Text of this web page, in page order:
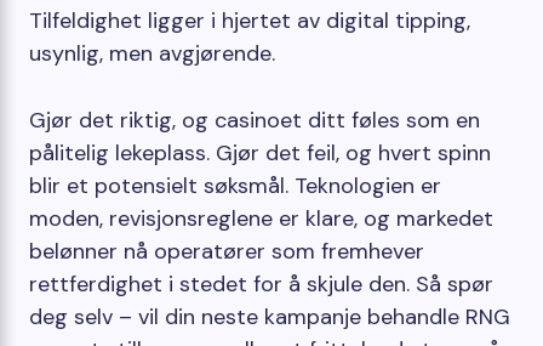
Tilfeldighet ligger i hjertet av digital tipping,
usynlig, men avgjørende.
Gjør det riktig, og casinoet ditt føles som en
pålitelig lekeplass. Gjør det feil, og hvert spinn
blir et potensielt søksmål. Teknologien er
moden, revisjonsreglene er klare, og markedet
belønner nå operatører som fremhever
rettferdighet i stedet for å skjule den. Så spør
deg selv – vil din neste kampanje behandle RNG